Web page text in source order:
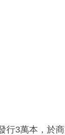
行3萬本，於